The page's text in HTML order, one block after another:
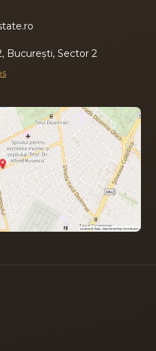
București, Sector 2